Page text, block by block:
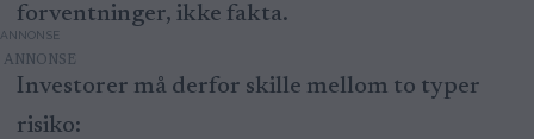
forventninger, ikke fakta.
ANNONSE
Investorer må derfor skille mellom to typer
risiko: